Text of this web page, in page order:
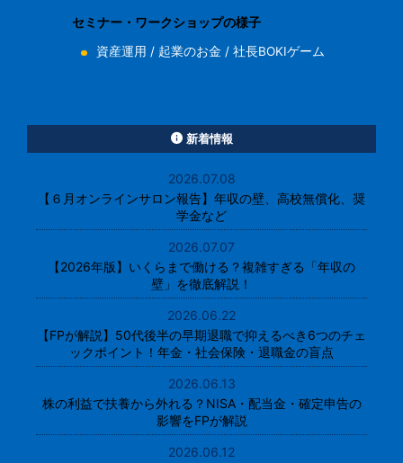
セミナー・ワークショップの様子
資産運用 / 起業のお金 /社長BOKIゲーム
新着情報
2026.07.08
【６月オンラインサロン報告】年収の壁、高校無償化、奨
学金など
2026.07.07
【2026年版】いくらまで働ける？複雑すぎる「年収の
壁」を徹底解説！
2026.06.22
【FPが解説】50代後半の早期退職で抑えるべき6つのチェ
ックポイント！年金・社会保険・退職金の盲点
2026.06.13
株の利益で扶養から外れる？NISA・配当金・確定申告の
影響をFPが解説
2026.06.12